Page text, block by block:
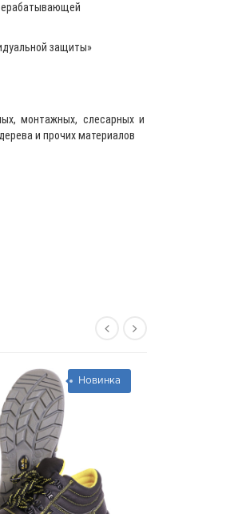
защиты»
монтажных, слесарных и
и прочих материалов